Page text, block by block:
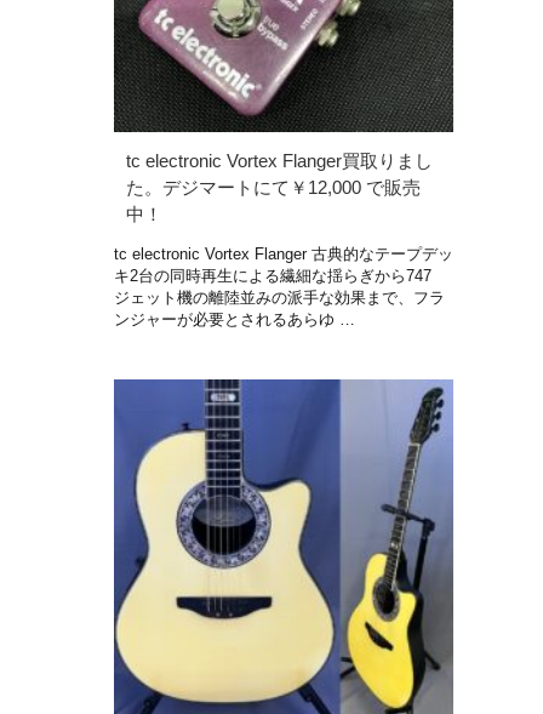
tc electronic Vortex Flanger買取りまし
た。デジマートにて￥12,000 で販売
中！
tc electronic Vortex Flanger 古典的なテープデッ
キ2台の同時再生による繊細な揺らぎから747
ジェット機の離陸並みの派手な効果まで、フラ
ンジャーが必要とされるあらゆ …